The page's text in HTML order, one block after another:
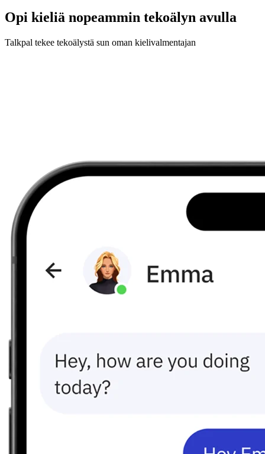
Opi kieliä nopeammin tekoälyn avulla
Talkpal tekee tekoälystä sun oman kielivalmentajan